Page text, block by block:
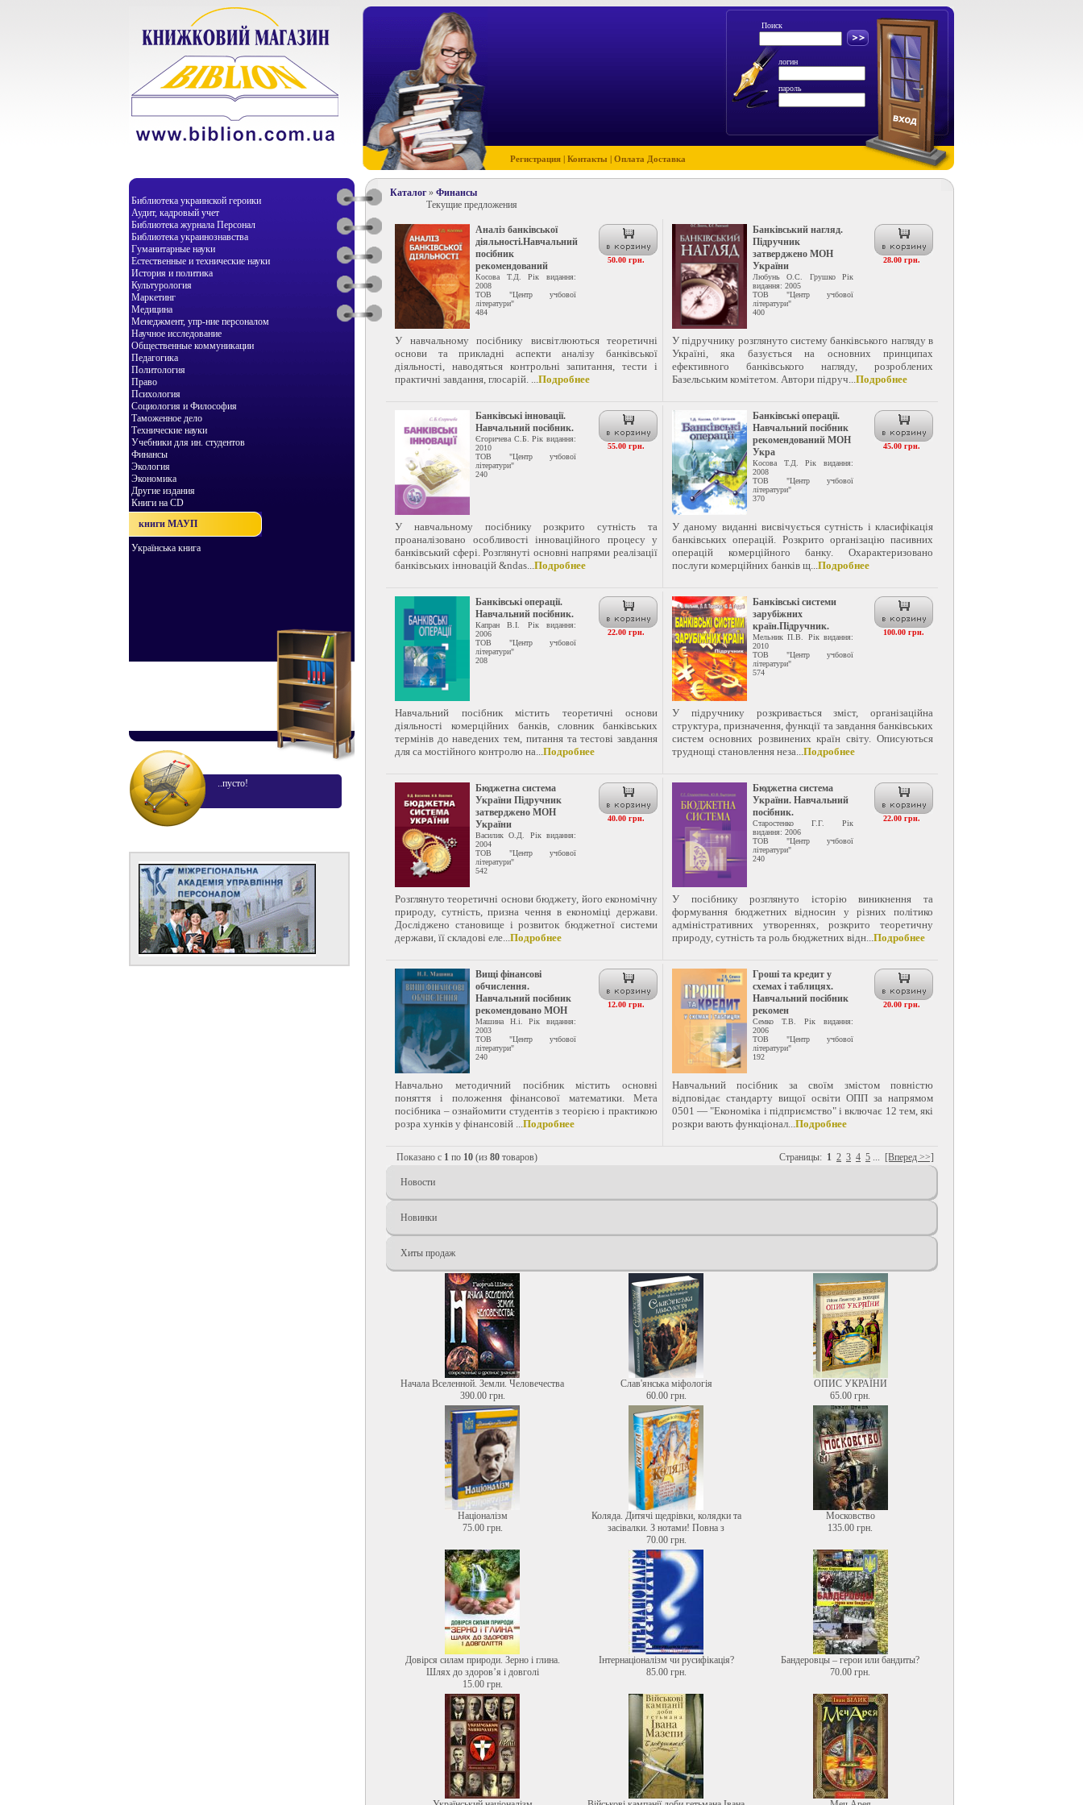
Поиск
логин
пароль
Регистрация | Контакты | Оплата Доставка
Библиотека украинской героики
Аудит, кадровый учет
Библиотека журнала Персонал
Библиотека украинознавства
Гуманитарные науки
Естественные и технические науки
История и политика
Культурология
Маркетинг
Медицина
Менеджмент, упр-ние персоналом
Научное исследование
Общественные коммуникации
Педагогика
Политология
Право
Психология
Социология и Философия
Таможенное дело
Технические науки
Учебники для ин. студентов
Финансы
Экология
Экономика
Другие издания
Книги на CD
книги МАУП
Українська книга
..пусто!
Каталог» Финансы
Текущие предложения
Аналіз банківської
діяльності.Навчальний
посібник
рекомендований
Косова Т.Д. Рік видання:
2008
ТОВ "Центр учбової
літератури"
484
50.00 грн.
У навчальному посібнику висвітлюються теоретичні
основи та прикладні аспекти аналізу банківської
діяльності, наводяться контрольні запитання, тести і
практичні завдання, глосарій. ...Подробнее
Банківський нагляд.
Підручник
затверджено МОН
України
Любунь О.С. Грушко Рік
видання: 2005
ТОВ "Центр учбової
літератури"
400
28.00 грн.
У підручнику розглянуто систему банківського нагляду в
Україні, яка базується на основних принципах
ефективного банківського нагляду, розроблених
Базельським комітетом. Автори підруч...Подробнее
Банківські інновації.
Навчальний посібник.
Єгоричева С.Б. Рік видання:
2010
ТОВ "Центр учбової
літератури"
240
55.00 грн.
У навчальному посібнику розкрито сутність та
проаналізовано особливості інноваційного процесу у
банківський сфері. Розглянуті основні напрями реалізації
банківських інновацій &ndas...Подробнее
Банківські операції.
Навчальний посібник
рекомендований МОН
Укра
Косова Т.Д. Рік видання:
2008
ТОВ "Центр учбової
літератури"
370
45.00 грн.
У даному виданні висвічується сутність і класифікація
банківських операцій. Розкрито організацію пасивних
операцій комерційного банку. Охарактеризовано
послуги комерційних банків щ...Подробнее
Банківські операції.
Навчальний посібник.
Капран В.І. Рік видання:
2006
ТОВ "Центр учбової
літератури"
208
22.00 грн.
Навчальний посібник містить теоретичні основи
діяльності комерційних банків, словник банківських
термінів до наведених тем, питання та тестові завдання
для са мостійного контролю на...Подробнее
Банківські системи
зарубіжних
країн.Підручник.
Мельник П.В. Рік видання:
2010
ТОВ "Центр учбової
літератури"
574
100.00 грн.
У підручнику розкривається зміст, організаційна
структура, призначення, функції та завдання банківських
систем основних розвинених країн світу. Описуються
труднощі становлення неза...Подробнее
Бюджетна система
України Підручник
затверджено МОН
України
Василик О.Д. Рік видання:
2004
ТОВ "Центр учбової
літератури"
542
40.00 грн.
Розглянуто теоретичнi основи бюджету, його економiчну
природу, сутнiсть, призна чення в економiцi держави.
Дослiджено становище i розвиток бюджетної системи
держави, її складовi еле...Подробнее
Бюджетна система
України. Навчальний
посібник.
Старостенко Г.Г. Рік
видання: 2006
ТОВ "Центр учбової
літератури"
240
22.00 грн.
У посібнику розглянуто історію виникнення та
формування бюджетних відносин у різних політико
адміністративних утвореннях, розкрито теоретичну
природу, сутність та роль бюджетних відн...Подробнее
Вищі фінансові
обчислення.
Навчальний посібник
рекомендовано МОН
Машина Н.і. Рік видання:
2003
ТОВ "Центр учбової
літератури"
240
12.00 грн.
Навчально методичний посібник містить основні
поняття і положення фінансової математики. Мета
посібника – ознайомити студентів з теорією і практикою
розра хунків у фінансовій ...Подробнее
Гроші та кредит у
схемах і таблицях.
Навчальний посібник
рекомен
Семко Т.В. Рік видання:
2006
ТОВ "Центр учбової
літератури"
192
20.00 грн.
Навчальний посібник за своїм змістом повністю
відповідає стандарту вищої освіти ОПП за напрямом
0501 — "Економіка і підприємство" і включає 12 тем, які
розкри вають функціонал...Подробнее
Показано с 1 по 10 (из 80 товаров) Страницы: 1 2 3 4 5 ... [Вперед >>]
Новости
Новинки
Хиты продаж
Начала Вселенной. Земли. Человечества
390.00 грн.
Слав'янська міфологія
60.00 грн.
ОПИС УКРАЇНИ
65.00 грн.
Націоналізм
75.00 грн.
Коляда. Дитячі щедрівки, колядки та
засівалки. З нотами! Повна з
70.00 грн.
Московство
135.00 грн.
Довірся силам природи. Зерно і глина.
Шлях до здоров’я і довголі
15.00 грн.
Інтернаціоналізм чи русифікація?
85.00 грн.
Бандеровцы – герои или бандиты?
70.00 грн.